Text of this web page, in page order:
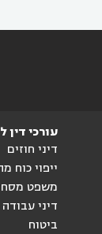
עורכי דין
דיני חוזים
ייפוי כוח
משפט
דיני עבודה
ביטוח